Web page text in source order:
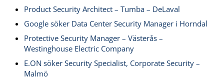
Product Security Architect – Tumba – DeLaval
Google söker Data Center Security Manager i Horndal
Protective Security Manager – Västerås –
Westinghouse Electric Company
E.ON söker Security Specialist, Corporate Security –
Malmö